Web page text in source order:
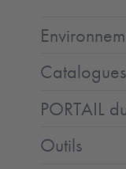
PORTAIL
Outils